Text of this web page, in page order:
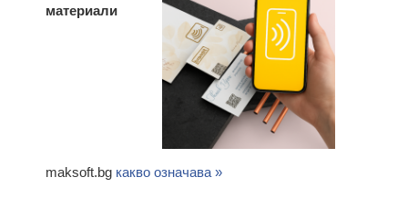
материали
maksoft.bg какво означава »